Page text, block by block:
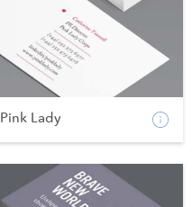
Pink Lady